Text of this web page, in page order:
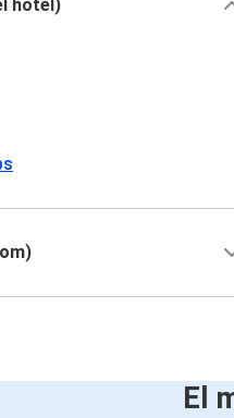
hotel)
El